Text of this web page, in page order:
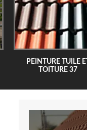
PEINTURE TUILE ET
TOITURE 37